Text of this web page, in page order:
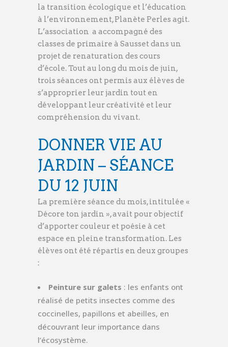
la transition écologique et l’éducation
à l’environnement, Planète Perles agit.
L’association a accompagné des
classes de primaire à Sausset dans un
projet de renaturation des cours
d’école. Tout au long du mois de juin,
trois séances ont permis aux élèves de
s’approprier leur jardin tout en
développant leur créativité et leur
compréhension du vivant.
DONNER VIE AU
JARDIN – SÉANCE
DU 12 JUIN
La première séance du mois, intitulée «
Décore ton jardin », avait pour objectif
d’apporter couleur et poésie à cet
espace en pleine transformation. Les
élèves ont été répartis en deux groupes
:
Peinture sur galets : les enfants ont
réalisé de petits insectes comme des
coccinelles, papillons et abeilles, en
découvrant leur importance dans
l’écosystème.